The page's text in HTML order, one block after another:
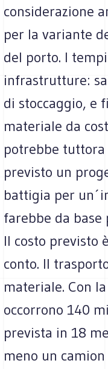
considerazione
per la variante
del porto. I
infrastrutture:
di stoccaggio, e
materiale da
potrebbe
previsto un
battigia per
farebbe da
Il costo previsto
conto. Il
materiale. Con
occorrono 140
prevista in 18
meno un